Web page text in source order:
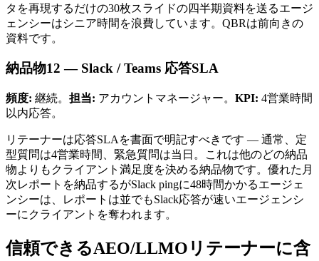
タを再現するだけの30枚スライドの四半期資料を送るエージ
ェンシーはシニア時間を浪費しています。QBRは前向きの
資料です。
納品物12 — Slack / Teams 応答SLA
頻度: 継続。 担当: アカウントマネージャー。 KPI: 4営業時間
以内応答。
リテーナーは応答SLAを書面で明記すべきです — 通常、定
型質問は4営業時間、緊急質問は当日。これは他のどの納品
物よりもクライアント満足度を決める納品物です。優れた月
次レポートを納品するがSlack pingに48時間かかるエージェ
ンシーは、レポートは並でもSlack応答が速いエージェンシ
ーにクライアントを奪われます。
信頼できるAEO/LLMOリテーナーに含